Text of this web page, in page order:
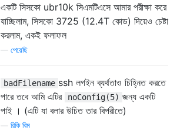
একটি সিসকো ubr10k সিএমটিএসে আমার পরীক্ষা করে
যাচ্ছিলাম, সিসকো 3725 (12.4T কোড) দিয়েও চেষ্টা
করলাম, একই ফলাফল
পেয়েছি
badFilename ssh লগইন ব্যর্থতাও চিহ্নিত করতে
পারে তবে আমি এটির
noConfig(5) জন্য একটি
পাই । (এটি যা বলার উচিত তার বিপরীতে)
রিকি বিম